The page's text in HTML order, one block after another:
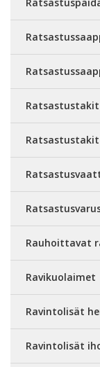
Ratsastustakit
Rauhoittavat
Ravikuolaimet
Ravintolisät
Ravintolisät